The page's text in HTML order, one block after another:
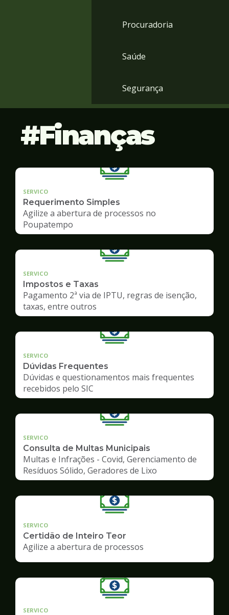
Procuradoria
Saúde
Segurança
Finanças
SERVICO
Requerimento Simples
Agilize a abertura de processos no
Poupatempo
SERVICO
Impostos e Taxas
Pagamento 2ª via de IPTU, regras de isenção,
taxas, entre outros
SERVICO
Dúvidas Frequentes
Dúvidas e questionamentos mais frequentes
recebidos pelo SIC
SERVICO
Consulta de Multas Municipais
Multas e Infrações - Covid, Gerenciamento de
Resíduos Sólido, Geradores de Lixo
SERVICO
Certidão de Inteiro Teor
Agilize a abertura de processos
SERVICO